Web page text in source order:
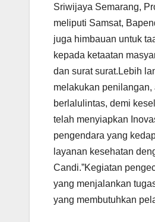
Sriwijaya Semarang,
meliputi Samsat,
juga himbauan untuk
kepada ketaatan
dan surat surat.Lebih
melakukan
berlalulintas, demi
telah menyiapkan
pengendara yang
layanan kesehatan
Candi.”Kegiatan
yang menjalankan
yang membutuhkan